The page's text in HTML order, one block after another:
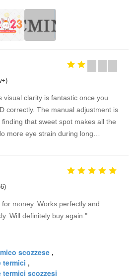
visual clarity is fantastic once you
correctly. The manual adjustment is
that sweet spot makes all the
more eye strain during long
you dial in the IPD correctly. The
is smooth, and finding that
all the difference. No more eye
sessions. Highly recommend
to set it up properly!""The Pico 4's
spot makes all the difference.
strain during long sessions. Highly
money. Works perfectly and
Will definitely buy again."
scozzese ,
termici ,
scozzesi